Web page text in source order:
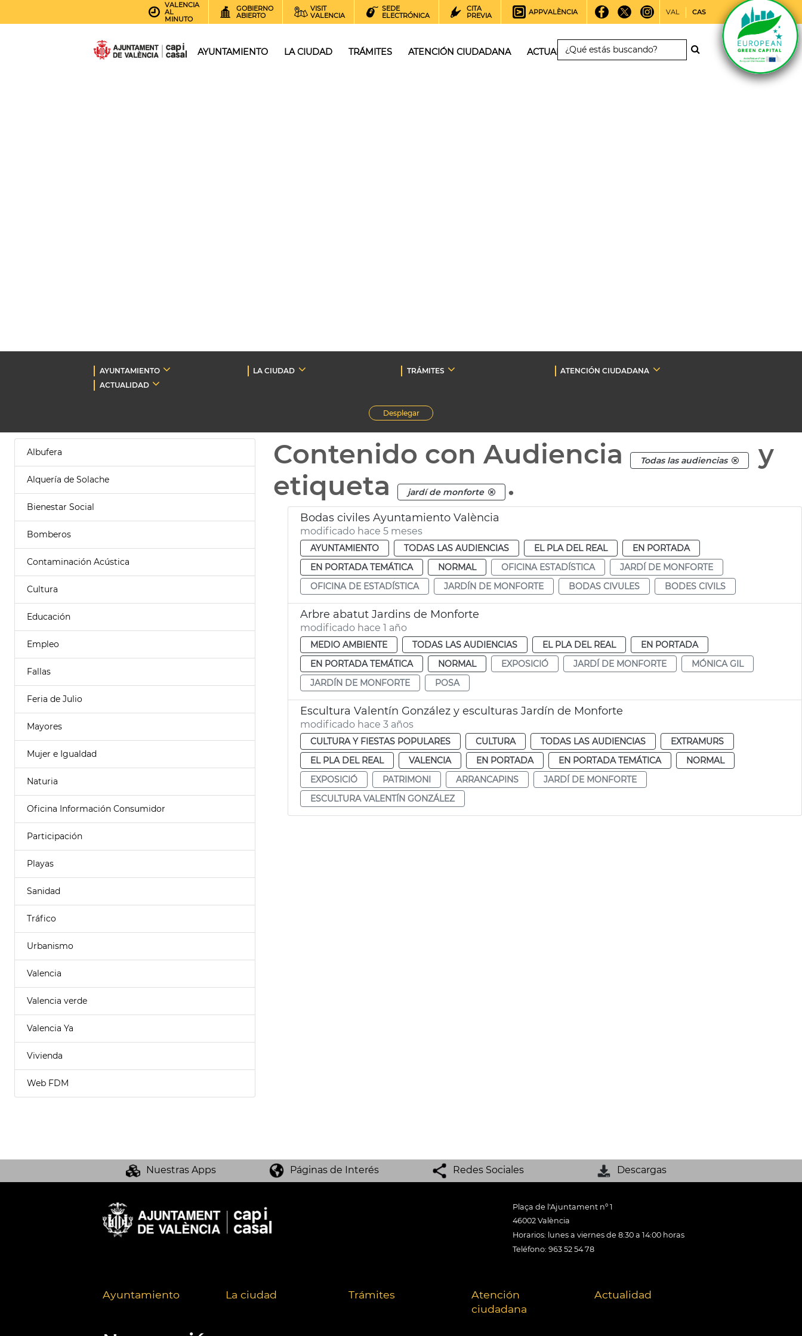
VALENCIA
AL
MINUTO
GOBIERNO
ABIERTO
VISIT
VALENCIA
SEDE
ELECTRÓNICA
CITA
PREVIA
APPVALÈNCIA VAL CAS
AYUNTAMIENTO LA CIUDAD TRÁMITES ATENCIÓN CIUDADANA ACTUALIDAD
AYUNTAMIENTO LA CIUDAD TRÁMITES
ATENCIÓN CIUDADANA
ACTUALIDAD
Desplegar
Albufera
Alquería de Solache
Bienestar Social
Bomberos
Contaminación Acústica
Cultura
Educación
Empleo
Fallas
Feria de Julio
Mayores
Mujer e Igualdad
Naturia
Oficina Información Consumidor
Participación
Playas
Sanidad
Tráfico
Urbanismo
Valencia
Valencia verde
Valencia Ya
Vivienda
Web FDM
Contenido con Audiencia Todas las audiencias
y
etiqueta
jardí de monforte .
Bodas civiles Ayuntamiento València
modificado hace 5 meses
AYUNTAMIENTO TODAS LAS AUDIENCIAS EL PLA DEL REAL
EN PORTADA
EN PORTADA TEMÁTICA
NORMAL OFICINA ESTADÍSTICA
JARDÍ DE MONFORTE
OFICINA DE ESTADÍSTICA
JARDÍN DE MONFORTE BODAS CIVULES BODES CIVILS
Arbre abatut Jardins de Monforte
modificado hace 1 año
MEDIO AMBIENTE TODAS LAS AUDIENCIAS EL PLA DEL REAL
EN PORTADA
EN PORTADA TEMÁTICA
NORMAL EXPOSICIÓ JARDÍ DE MONFORTE
MÓNICA GIL
JARDÍN DE MONFORTE
POSA
Escultura Valentín González y esculturas Jardín de Monforte
modificado hace 3 años
CULTURA Y FIESTAS POPULARES CULTURA TODAS LAS AUDIENCIAS
EXTRAMURS
EL PLA DEL REAL
VALENCIA EN PORTADA EN PORTADA TEMÁTICA
NORMAL
EXPOSICIÓ
PATRIMONI ARRANCAPINS
JARDÍ DE MONFORTE
ESCULTURA VALENTÍN GONZÁLEZ
Nuestras Apps Páginas de Interés Redes Sociales Descargas
Plaça de l'Ajuntament nº 1
46002 València
Horarios: lunes a viernes de 8:30 a 14:00 horas
Teléfono: 963 52 54 78
Ayuntamiento La ciudad Trámites
Atención
ciudadana
Actualidad